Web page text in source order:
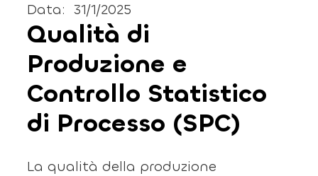
31/1/2025
Data:
Qualità di
Produzione e
Controllo Statistico
di Processo (SPC)
La qualità della produzione